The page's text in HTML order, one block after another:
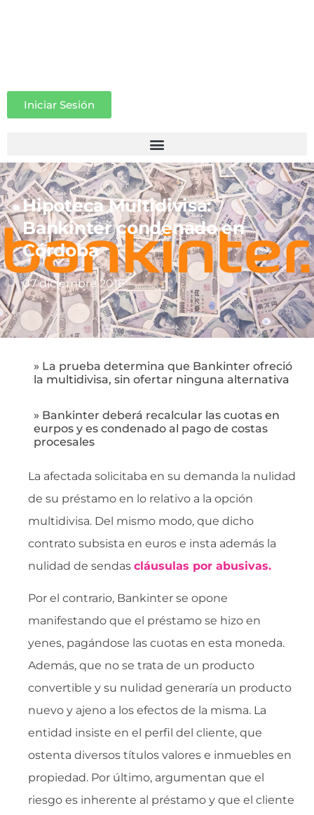
Iniciar Sesión
Hipoteca Multidivisa:
Bankinter condenado en
Córdoba
07 diciembre 2016
» La prueba determina que Bankinter ofreció
la multidivisa, sin ofertar ninguna alternativa
» Bankinter deberá recalcular las cuotas en
eurpos y es condenado al pago de costas
procesales
La afectada solicitaba en su demanda la nulidad
de su préstamo en lo relativo a la opción
multidivisa. Del mismo modo, que dicho
contrato subsista en euros e insta además la
nulidad de sendas cláusulas por abusivas.
Por el contrario, Bankinter se opone
manifestando que el préstamo se hizo en
yenes, pagándose las cuotas en esta moneda.
Además, que no se trata de un producto
convertible y su nulidad generaría un producto
nuevo y ajeno a los efectos de la misma. La
entidad insiste en el perfil del cliente, que
ostenta diversos títulos valores e inmuebles en
propiedad. Por último, argumentan que el
riesgo es inherente al préstamo y que el cliente